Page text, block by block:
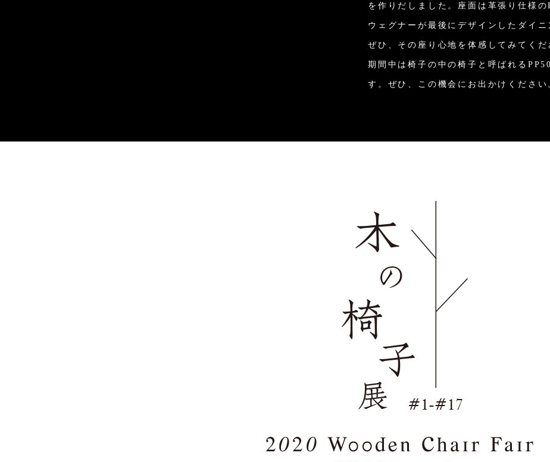
を作りだしました。座面は革張り仕様の
ウェグナーが最後にデザインしたダイ
ぜひ、その座り心地を体感してみてくだ
期間中は椅子の中の椅子と呼ばれる
す。ぜひ、この機会にお出かけください